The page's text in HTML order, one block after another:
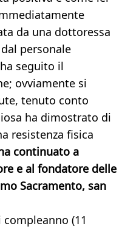
da una dottoressa
personale
ha seguito il
ovviamente si
tenuto conto
ha dimostrato di
resistenza fisica
continuato a
e al fondatore delle
Sacramento, san
(11